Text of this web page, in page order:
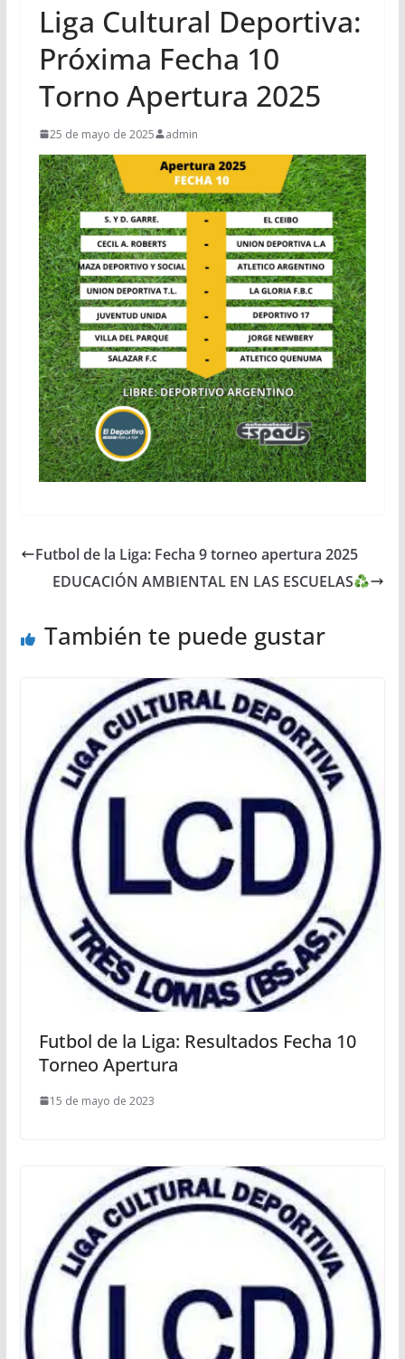
Liga Cultural Deportiva:
Próxima Fecha 10
Torno Apertura 2025
25 de mayo de 2025 admin
Futbol de la Liga: Fecha 9 torneo apertura 2025
EDUCACIÓN AMBIENTAL EN LAS ESCUELAS
También te puede gustar
Futbol de la Liga: Resultados Fecha 10
Torneo Apertura
15 de mayo de 2023